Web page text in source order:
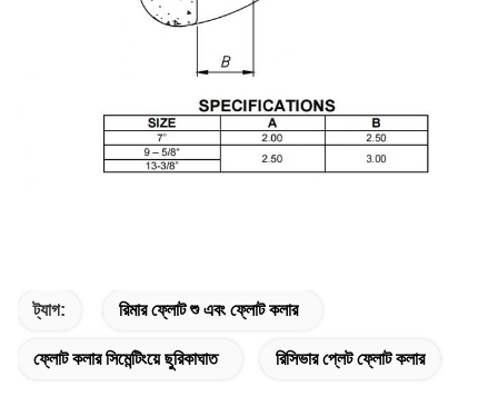
ট্যাগ: রিমার ফ্লোট শু এবং ফ্লোট কলার
ফ্লোট কলার সিমেন্টিংয়ে ছুরিকাঘাত রিসিভার প্লেট ফ্লোট কলার